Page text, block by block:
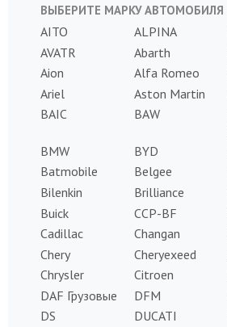
ВЫБЕРИТЕ МАРКУ АВТОМОБИЛЯ
AITO ALPINA
AVATR
Abarth
Aion
Alfa Romeo
Ariel
Aston Martin
BAIC
BAW
BMW
BYD
Batmobile
Belgee
Bilenkin
Brilliance
Buick
CCP-BF
Cadillac
Changan
Chery
Cheryexeed
Chrysler
Citroen
DAF Грузовые
DFM
DS
DUCATI